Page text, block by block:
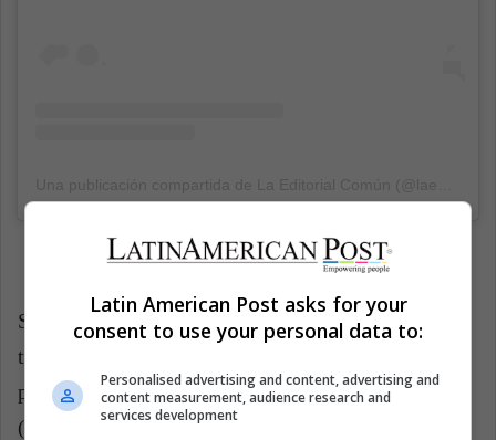
Su primer libro publicado fue Virus Tropicaly fue
traducido al inglés y al francés. Desde entonces ha
publicado otras cuatro novelas gráficas:Por dentro
(2012),
Diario(2013),qp
Latin American Post asks for your
consent to use your personal data to:
Personalised advertising and content, advertising and
content measurement, audience research and
services development